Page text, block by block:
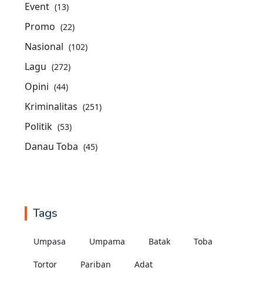
Event (13)
Promo (22)
Nasional (102)
Lagu (272)
Opini (44)
Kriminalitas (251)
Politik (53)
Danau Toba (45)
Tags
Umpasa Umpama Batak Toba
Tortor Pariban Adat